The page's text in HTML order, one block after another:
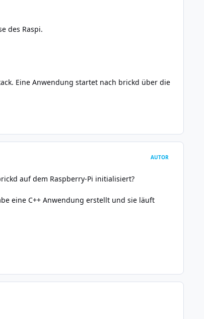
des Raspi.
Eine Anwendung startet nach brickd über die
AUTOR
auf dem Raspberry-Pi initialisiert?
eine C++ Anwendung erstellt und sie läuft